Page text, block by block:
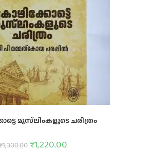
മുസ്‌ലിംകളുടെ ചരിത്രം
1,300.00 ₹1,220.00